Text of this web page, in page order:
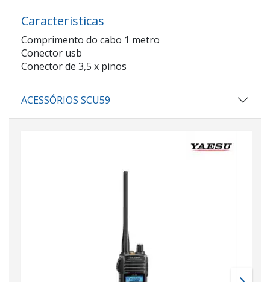
Caracteristicas
Comprimento do cabo 1 metro
Conector usb
Conector de 3,5 x pinos
ACESSÓRIOS SCU59